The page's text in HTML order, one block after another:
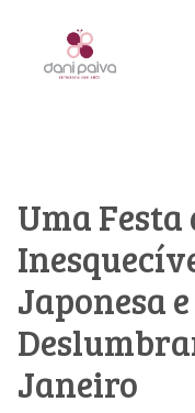
Uma Festa
Japonesa
Janeiro